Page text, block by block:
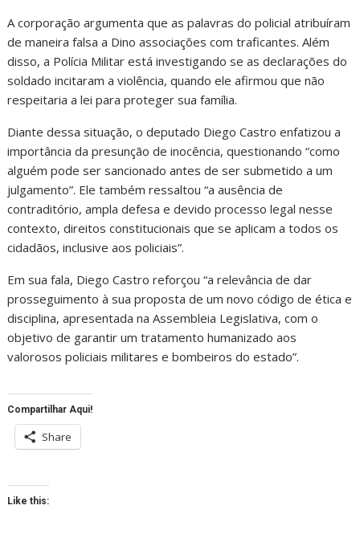
A corporação argumenta que as palavras do policial atribuíram
de maneira falsa a Dino associações com traficantes. Além
disso, a Polícia Militar está investigando se as declarações do
soldado incitaram a violência, quando ele afirmou que não
respeitaria a lei para proteger sua família.
Diante dessa situação, o deputado Diego Castro enfatizou a
importância da presunção de inocência, questionando “como
alguém pode ser sancionado antes de ser submetido a um
julgamento”. Ele também ressaltou “a ausência de
contraditório, ampla defesa e devido processo legal nesse
contexto, direitos constitucionais que se aplicam a todos os
cidadãos, inclusive aos policiais”.
Em sua fala, Diego Castro reforçou “a relevância de dar
prosseguimento à sua proposta de um novo código de ética e
disciplina, apresentada na Assembleia Legislativa, com o
objetivo de garantir um tratamento humanizado aos
valorosos policiais militares e bombeiros do estado”.
Compartilhar Aqui!
Share
Like this: